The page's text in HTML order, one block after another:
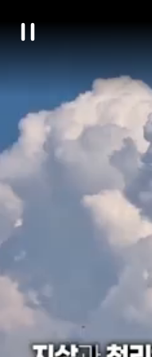
대
한
민
국
정
책
브
리
핑
일
시
정
지